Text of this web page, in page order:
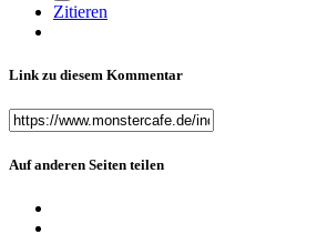
Zitieren
Link zu diesem Kommentar
Auf anderen Seiten teilen